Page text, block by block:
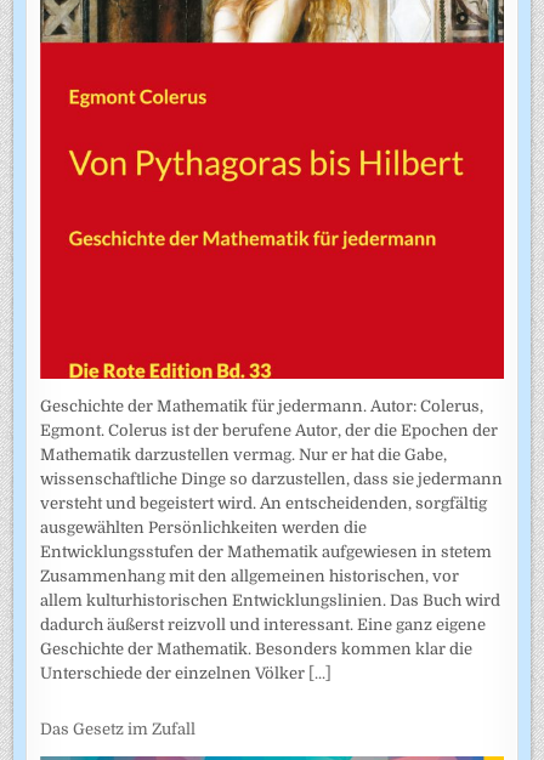
Geschichte der Mathematik für jedermann. Autor: Colerus,
Egmont. Colerus ist der berufene Autor, der die Epochen der
Mathematik darzustellen vermag. Nur er hat die Gabe,
wissenschaftliche Dinge so darzustellen, dass sie jedermann
versteht und begeistert wird. An entscheidenden, sorgfältig
ausgewählten Persönlichkeiten werden die
Entwicklungsstufen der Mathematik aufgewiesen in stetem
Zusammenhang mit den allgemeinen historischen, vor
allem kulturhistorischen Entwicklungslinien. Das Buch wird
dadurch äußerst reizvoll und interessant. Eine ganz eigene
Geschichte der Mathematik. Besonders kommen klar die
Unterschiede der einzelnen Völker [...]
Das Gesetz im Zufall